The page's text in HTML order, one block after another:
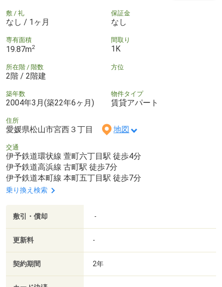
敷 / 礼
なし / 1ヶ月
保証金
なし
専有面積
19.87m2
間取り
1K
所在階 / 階数
2階 / 2階建
方位
築年数
2004年3月(築22年6ヶ月)
物件タイプ
賃貸アパート
住所
愛媛県松山市宮西３丁目 地図
交通
伊予鉄道環状線 萱町六丁目駅 徒歩4分
伊予鉄道高浜線 古町駅 徒歩7分
伊予鉄道本町線 本町五丁目駅 徒歩7分
乗り換え検索
敷引・償却 -
更新料 -
契約期間 2年